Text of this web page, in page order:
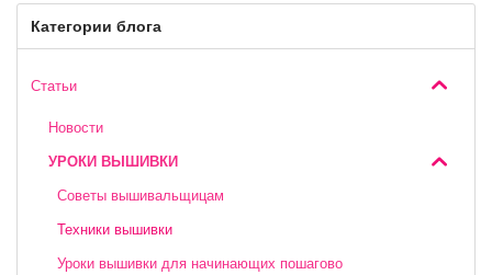
Категории блога
Статьи
Новости
УРОКИ ВЫШИВКИ
Cоветы вышивальщицам
Техники вышивки
Уроки вышивки для начинающих пошагово